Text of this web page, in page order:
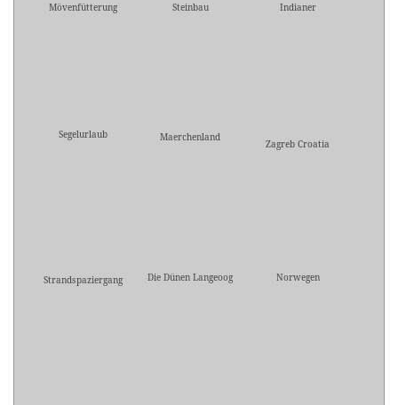
Mövenfütterung Steinbau Indianer
Segelurlaub Maerchenland
Zagreb Croatia
Strandspaziergang Die Dünen Langeoog Norwegen